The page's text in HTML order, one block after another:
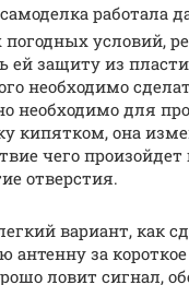
работала
погодных условий,
ей защиту из
необходимо
необходимо для
кипятком, она
чего
отверстия.
вариант, как
антенну за
ловит сигнал,